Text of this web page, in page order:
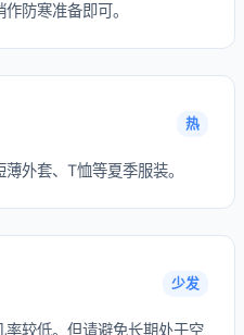
防寒准备即可。
热
外套、T恤等夏季服装。
少发
较低。但请避免长期处于空